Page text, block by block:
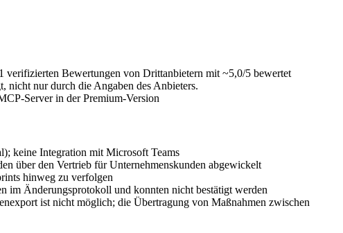
verifizierten Bewertungen von Drittanbietern mit ~5,0/5 bewertet
nicht nur durch die Angaben des Anbieters.
Server in der Premium-Version
keine Integration mit Microsoft Teams
über den Vertrieb für Unternehmenskunden abgewickelt
hinweg zu verfolgen
im Änderungsprotokoll und konnten nicht bestätigt werden
ist nicht möglich; die Übertragung von Maßnahmen zwischen